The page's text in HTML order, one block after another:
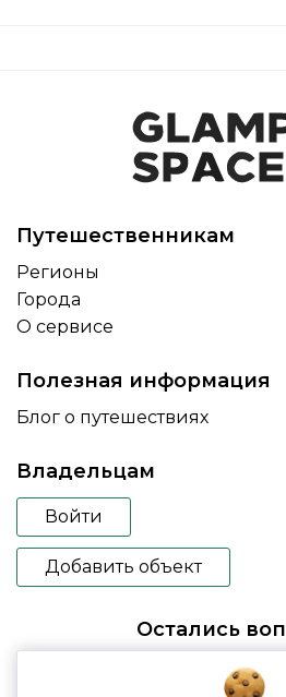
Путешественникам
Регионы
Города
О сервисе
Полезная информация
Блог о путешествиях
Владельцам
Войти
Добавить объект
Остались